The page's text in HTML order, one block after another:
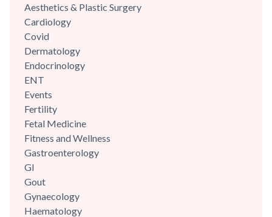
Aesthetics & Plastic Surgery
Cardiology
Covid
Dermatology
Endocrinology
ENT
Events
Fertility
Fetal Medicine
Fitness and Wellness
Gastroenterology
GI
Gout
Gynaecology
Haematology